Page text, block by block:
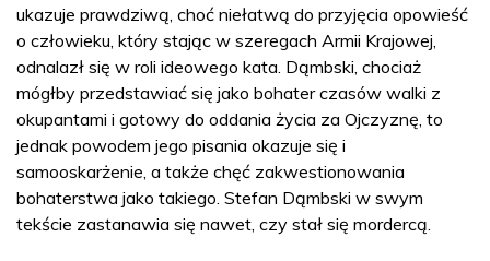
ukazuje prawdziwą, choć niełatwą do przyjęcia opowieść
o człowieku, który stając w szeregach Armii Krajowej,
odnalazł się w roli ideowego kata. Dąmbski, chociaż
mógłby przedstawiać się jako bohater czasów walki z
okupantami i gotowy do oddania życia za Ojczyznę, to
jednak powodem jego pisania okazuje się i
samooskarżenie, a także chęć zakwestionowania
bohaterstwa jako takiego. Stefan Dąmbski w swym
tekście zastanawia się nawet, czy stał się mordercą.